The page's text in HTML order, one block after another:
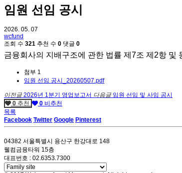
임원 선임 공시
2026. 05. 07
wcfund
조회 수 321 추천 수 0 댓글 0
금융회사의 지배구조에 관한 법률 제7조 제2항 및
첨부 1
임원 선임 공시_20260507.pdf
이전글2026년 1분기 영업보고서 다음글임원 선임 및 사임 공시
0 추천 0 비추천
목록
Facebook Twitter Google Pinterest
04382 서울특별시 용산구 한강대로 148
웰컴금융타워 15층
대표번호 : 02.6353.7300